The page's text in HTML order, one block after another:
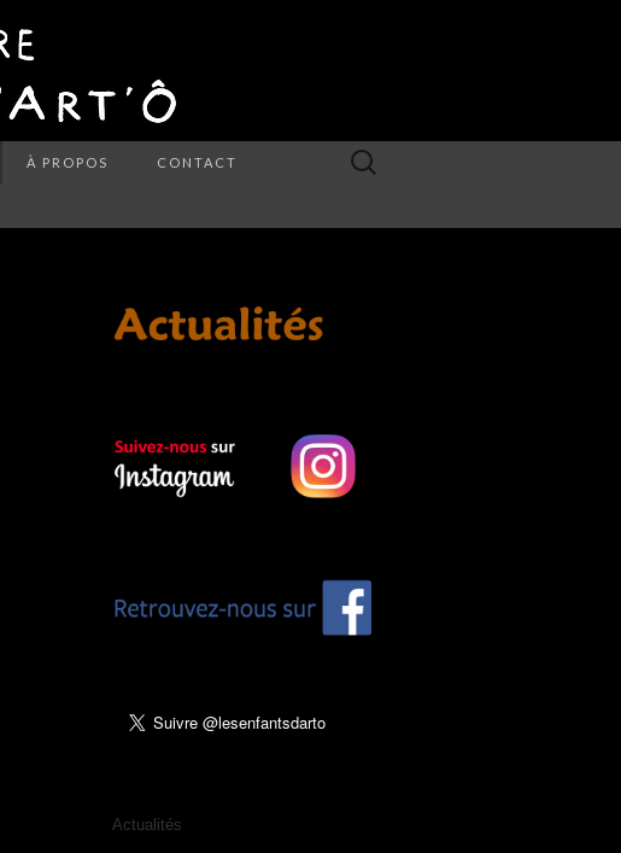
À PROPOS CONTACT Rechercher :
Actualités